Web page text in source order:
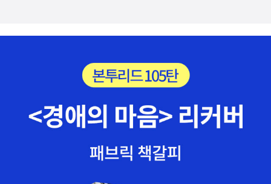
이 했다. 버는데로 돈을 썼다. 사람들을 만나 하루 저녁에 몇 십만원을
엄청난 지출을 해대며 살았었다. 주변인들에게 고급 선물을 아무 때
나 해주는 것을 좋아했다. 지금 생각해보면 마음의 공허함을 그런식
으로 달랬던 것 같다. 하지만 아무리 쇼핑을 하고 선물을 하고 사람들
에게 돈을 써도 마음의 허전함은 채워지지않는다. 사람들은 그런 나
다. 그런 것으로는 공허함을 채울 수 없다는 것을 어느 날 깨달았던 것
재로 소문난 일본인들의 개념을 그대로 적용하기에는 두 나라의 차이
가 여전히 크다. 일본의 이극화(二極化)가 한국의 양극화와 다르다
는 현상의 풀이 때문이다. 미우라 아츠시는 하류의 본질을 단지 ‘돈의
유무’가 아니라 ‘의욕의 유무’에서 찾고 있다.-그는 중류에서 하류로
떨어진 인간들을 마르크스처럼 생산수단 즉 소유의 여부에서가 아니
라 의식의 측면에서 분류한다. “중류가 되고자 하는 의욕이 없는 사람
들, 그들이 바로 하류이다.” 누구든지 노력하면 중류 혹은 상류사회에